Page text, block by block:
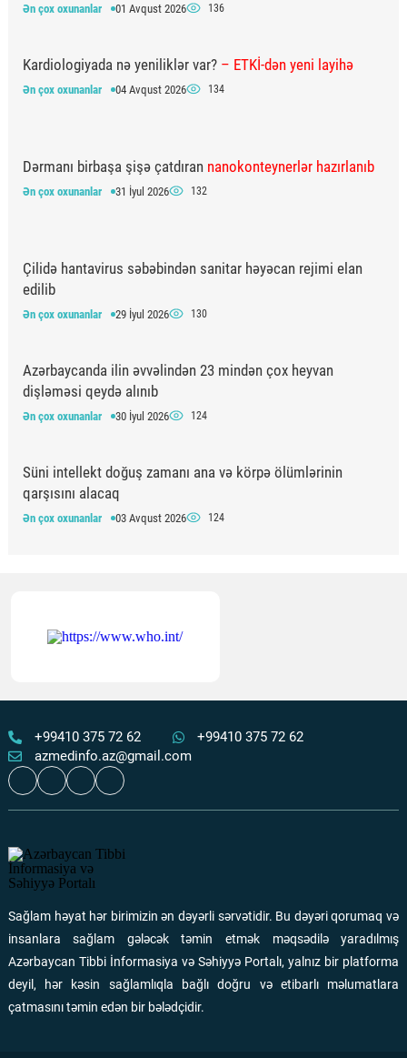
Ən çox oxunanlar 01 Avqust 2026 136
Kardiologiyada nə yeniliklər var? – ETKİ-dən yeni layihə
Ən çox oxunanlar 04 Avqust 2026 134
Dərmanı birbaşa şişə çatdıran nanokonteynerlər hazırlanıb
Ən çox oxunanlar 31 İyul 2026 132
Çilidə hantavirus səbəbindən sanitar həyəcan rejimi elan
edilib
Ən çox oxunanlar 29 İyul 2026 130
Azərbaycanda ilin əvvəlindən 23 mindən çox heyvan
dişləməsi qeydə alınıb
Ən çox oxunanlar 30 İyul 2026 124
Süni intellekt doğuş zamanı ana və körpə ölümlərinin
qarşısını alacaq
Ən çox oxunanlar 03 Avqust 2026 124
Ən çox oxunanlar 31 İyul 2026 118
Döş xərçənginin metastazı gözlənilməz əlamətlə üzə çıxdı
– Onkoloqlar nadir klinik hadisəni açıqlayıblar
“Qızıl yaşlar” layihəsi çərçivəsində 65+ yaşlı şəxslərdə
Ən çox oxunanlar 05 Avqust 2026
Apteklərdə eyni dərmanın fərqli qiymətə satılması
araşdırılır
+99410 375 72 62
+99410 375 72 62
azmedinfo.az@gmail.com
Sağlam həyat hər birimizin ən dəyərli sərvətidir. Bu dəyəri qorumaq və
insanlara sağlam gələcək təmin etmək məqsədilə yaradılmış
Azərbaycan Tibbi İnformasiya və Səhiyyə Portalı, yalnız bir platforma
deyil, hər kəsin sağlamlıqla bağlı doğru və etibarlı məlumatlara
çatmasını təmin edən bir bələdçidir.